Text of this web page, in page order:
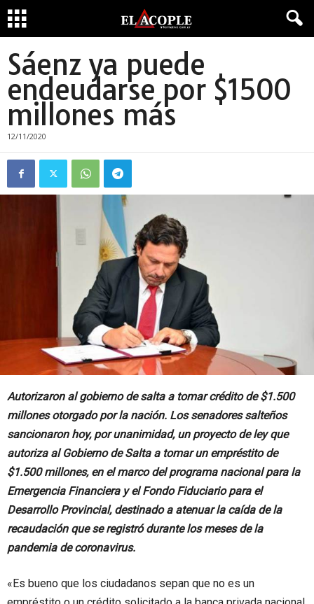
Sáenz ya puede
endeudarse por $1500
millones más
12/11/2020
Autorizaron al gobierno de salta a tomar crédito de $1.500
millones otorgado por la nación. Los senadores salteños
sancionaron hoy, por unanimidad, un proyecto de ley que
autoriza al Gobierno de Salta a tomar un empréstito de
$1.500 millones, en el marco del programa nacional para la
Emergencia Financiera y el Fondo Fiduciario para el
Desarrollo Provincial, destinado a atenuar la caída de la
recaudación que se registró durante los meses de la
pandemia de coronavirus.
«Es bueno que los ciudadanos sepan que no es un